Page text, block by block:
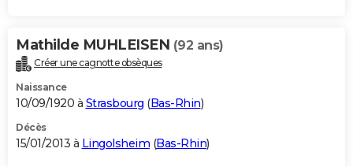
Mathilde MUHLEISEN (92 ans)
Créer une cagnotte obsèques
Naissance
10/09/1920 à Strasbourg (Bas-Rhin)
Décès
15/01/2013 à Lingolsheim (Bas-Rhin)